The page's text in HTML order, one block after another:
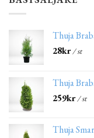
Thuja
28kr/ st
Thuja
259kr/ st
Thuja